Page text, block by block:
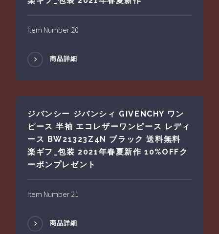
Item Number 20
商品詳細
ジバンシー ジバンシィ GIVENCHY ワン
ピース 半袖 エコレザーワンピース レディ
ース BW21323Z4N ブラック 送料無料
楽ギフ_包装 2021年春夏新作 10%OFFク
ーポンプレゼント
Item Number 21
商品詳細